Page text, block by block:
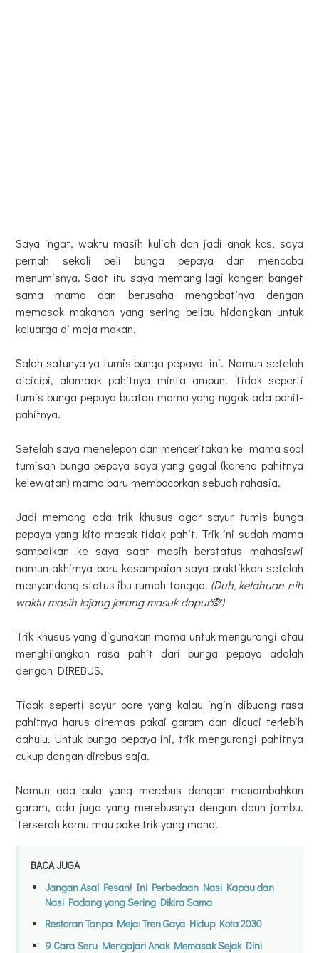
Saya ingat, waktu masih kuliah dan jadi anak kos, saya
pernah sekali beli bunga pepaya dan mencoba
menumisnya. Saat itu saya memang lagi kangen banget
sama mama dan berusaha mengobatinya dengan
memasak makanan yang sering beliau hidangkan untuk
keluarga di meja makan.
Salah satunya ya tumis bunga pepaya ini. Namun setelah
dicicipi, alamaak pahitnya minta ampun. Tidak seperti
tumis bunga pepaya buatan mama yang nggak ada pahit-
pahitnya.
Setelah saya menelepon dan menceritakan ke mama soal
tumisan bunga pepaya saya yang gagal (karena pahitnya
kelewatan) mama baru membocorkan sebuah rahasia.
Jadi memang ada trik khusus agar sayur tumis bunga
pepaya yang kita masak tidak pahit. Trik ini sudah mama
sampaikan ke saya saat masih berstatus mahasiswi
namun akhirnya baru kesampaian saya praktikkan setelah
menyandang status ibu rumah tangga. (Duh, ketahuan nih
waktu masih lajang jarang masuk dapur🙊)
Trik khusus yang digunakan mama untuk mengurangi atau
menghilangkan rasa pahit dari bunga pepaya adalah
dengan DIREBUS.
Tidak seperti sayur pare yang kalau ingin dibuang rasa
pahitnya harus diremas pakai garam dan dicuci terlebih
dahulu. Untuk bunga pepaya ini, trik mengurangi pahitnya
cukup dengan direbus saja.
Namun ada pula yang merebus dengan menambahkan
garam, ada juga yang merebusnya dengan daun jambu.
Terserah kamu mau pake trik yang mana.
BACA JUGA
Jangan Asal Pesan! Ini Perbedaan Nasi Kapau dan
Nasi Padang yang Sering Dikira Sama
Restoran Tanpa Meja: Tren Gaya Hidup Kota 2030
9 Cara Seru Mengajari Anak Memasak Sejak Dini